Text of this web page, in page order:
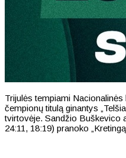
Trijulės tempiami
čempionų titulą ginantys
tvirtovėje. Sandžio Buškevico
24:11, 18:19) pranoko